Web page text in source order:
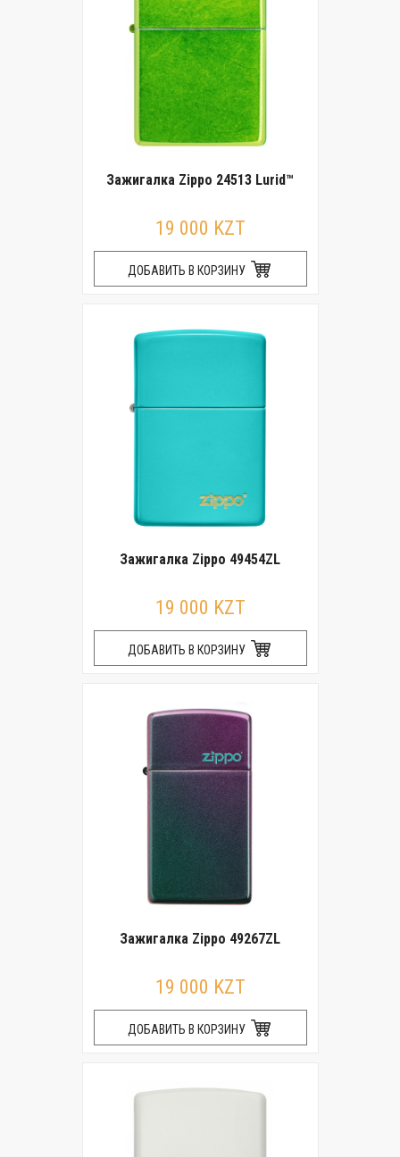
Зажигалка Zippo 24513 Lurid™
19 000 KZT
ДОБАВИТЬ В КОРЗИНУ
Зажигалка Zippo 49454ZL
19 000 KZT
ДОБАВИТЬ В КОРЗИНУ
Зажигалка Zippo 49267ZL
19 000 KZT
ДОБАВИТЬ В КОРЗИНУ